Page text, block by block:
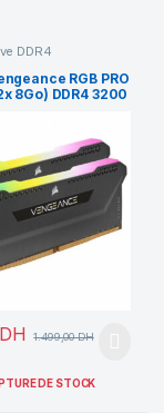
DDR4
RGB PRO
8Go) DDR4 3200
DH 1.499,00DH
DE STOCK